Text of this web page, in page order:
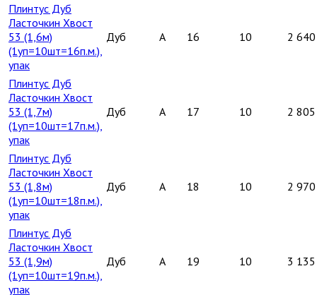
Плинтус Дуб
Ласточкин Хвост
53 (1,6м)
(1уп=10шт=16п.м.),
упак
Дуб A 16 10 2 640
Плинтус Дуб
Ласточкин Хвост
53 (1,7м)
(1уп=10шт=17п.м.),
упак
Дуб A 17 10 2 805
Плинтус Дуб
Ласточкин Хвост
53 (1,8м)
(1уп=10шт=18п.м.),
упак
Дуб A 18 10 2 970
Плинтус Дуб
Ласточкин Хвост
53 (1,9м)
(1уп=10шт=19п.м.),
упак
Дуб A 19 10 3 135